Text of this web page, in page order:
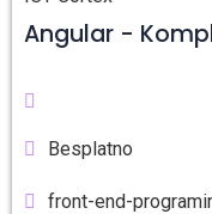
Angular -
Besplatno
front-end-